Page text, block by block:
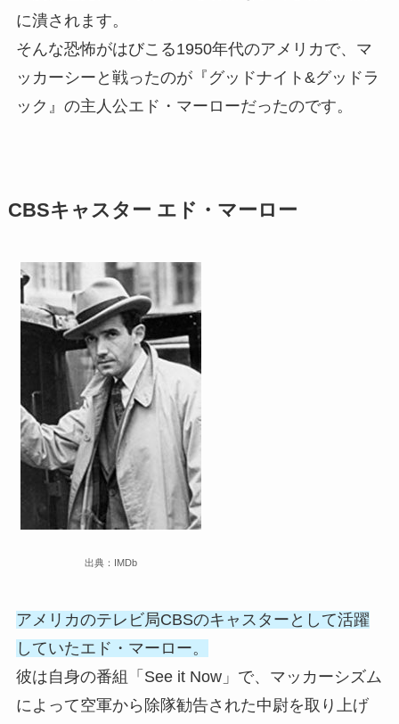
に潰されます。
そんな恐怖がはびこる1950年代のアメリカで、マ
ッカーシーと戦ったのが『グッドナイト&グッドラ
ック』の主人公エド・マーローだったのです。
CBSキャスター エド・マーロー
出典：IMDb
アメリカのテレビ局CBSのキャスターとして活躍
していたエド・マーロー。
彼は自身の番組「See it Now」で、マッカーシズム
によって空軍から除隊勧告された中尉を取り上げ